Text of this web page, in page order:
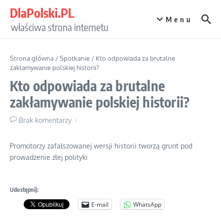
DlaPolski.PL
właściwa strona internetu
Menu
Strona główna /Spotkanie / Kto odpowiada za brutalne
zakłamywanie polskiej historii?
Kto odpowiada za brutalne
zakłamywanie polskiej historii?
Brak komentarzy
Promotorzy zafałszowanej wersji historii tworzą grunt pod
prowadzenie złej polityki
Udostępnij:
E-mail WhatsApp